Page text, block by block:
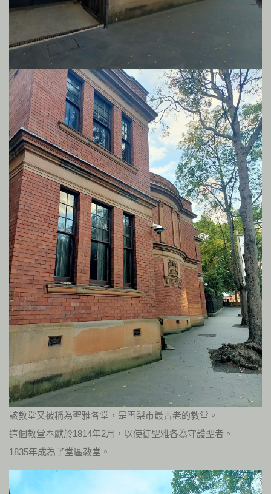
該教堂又被稱為聖雅各堂，是雪梨市最古老的教堂。
這個教堂奉獻於1814年2月，以使徒聖雅各為守護聖者。
1835年成為了堂區教堂。